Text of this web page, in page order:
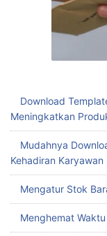
Download
Meningkatkan
Mudahnya
Kehadiran Karyawan
Mengatur Stok
Menghemat